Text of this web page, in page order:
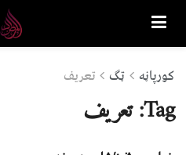
کورپاڼه ټګ تعریف
Tag: تعریف